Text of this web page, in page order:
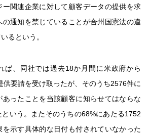
ー関連企業に対して顧客データの提供を求
通知を禁じていることが合州国憲法の違
るという。
ば、同社では過去18か月間に米政府から
供要請を受け取ったが、そのうち2576件に
ったことを当該顧客に知らせてはならな
いう。またそのうちの68%にあたる1752
示す具体的な日付も付されていなかった